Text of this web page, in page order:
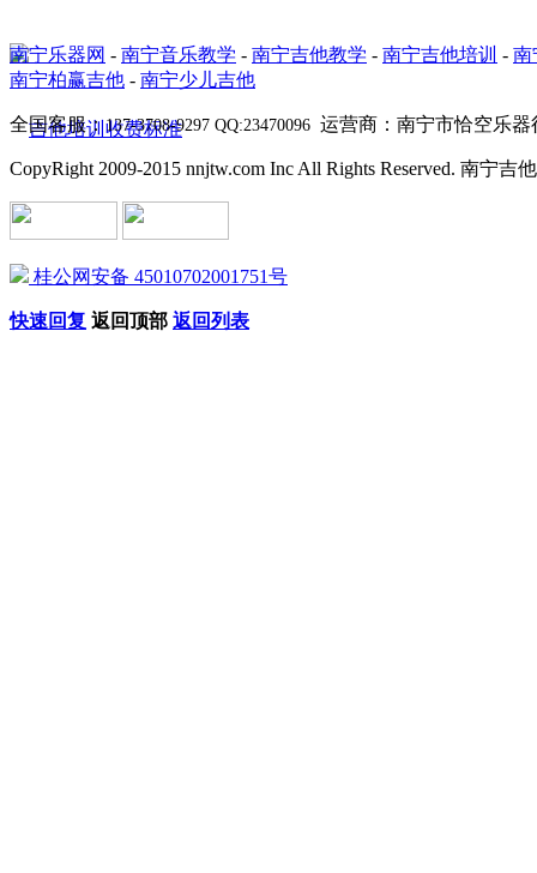
南宁乐器网 - 南宁音乐教学 - 南宁吉他教学 - 南宁吉他培训 - 南
南宁柏赢吉他 - 南宁少儿吉他
全国客服：137-3708-9297 QQ:23470096 运营商：南宁市恰空乐
CopyRight 2009-2015 nnjtw.com Inc All Rights Reserved. 南宁吉
桂公网安备 45010702001751号
快速回复 返回顶部 返回列表